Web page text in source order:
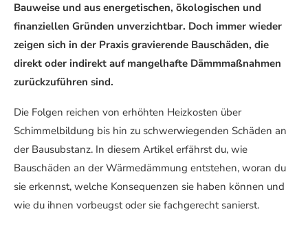
Bauweise und aus energetischen, ökologischen und
finanziellen Gründen unverzichtbar. Doch immer wieder
zeigen sich in der Praxis gravierende Bauschäden, die
direkt oder indirekt auf mangelhafte Dämmmaßnahmen
zurückzuführen sind.
Die Folgen reichen von erhöhten Heizkosten über
Schimmelbildung bis hin zu schwerwiegenden Schäden an
der Bausubstanz. In diesem Artikel erfährst du, wie
Bauschäden an der Wärmedämmung entstehen, woran du
sie erkennst, welche Konsequenzen sie haben können und
wie du ihnen vorbeugst oder sie fachgerecht sanierst.